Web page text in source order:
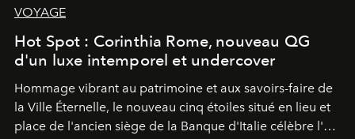
VOYAGE
Hot Spot : Corinthia Rome, nouveau QG
d'un luxe intemporel et undercover
Hommage vibrant au patrimoine et aux savoirs-faire de
la Ville Éternelle, le nouveau cinq étoiles situé en lieu et
place de l'ancien siège de la Banque d'Italie célèbre l'art